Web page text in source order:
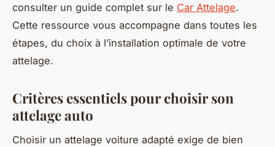
consulter un guide complet sur le Car Attelage.
Cette ressource vous accompagne dans toutes les
étapes, du choix à l’installation optimale de votre
attelage.
Critères essentiels pour choisir son
attelage auto
Choisir un attelage voiture adapté exige de bien